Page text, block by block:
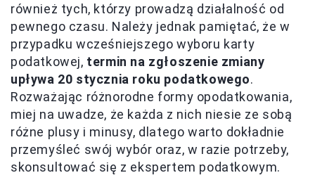
również tych, którzy prowadzą działalność od
pewnego czasu. Należy jednak pamiętać, że w
przypadku wcześniejszego wyboru karty
podatkowej, termin na zgłoszenie zmiany
upływa 20 stycznia roku podatkowego.
Rozważając różnorodne formy opodatkowania,
miej na uwadze, że każda z nich niesie ze sobą
różne plusy i minusy, dlatego warto dokładnie
przemyśleć swój wybór oraz, w razie potrzeby,
skonsultować się z ekspertem podatkowym.